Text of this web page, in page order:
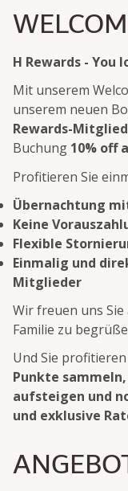
H Rewards - You
Mit unserem
unserem neuen
Rewards-Mitglied
Buchung 10% off
Profitieren Sie
Übernachtung
Keine
Flexible
Einmalig und
Mitglieder
Wir freuen uns
Familie zu
Und Sie
Punkte
aufsteigen und
und exklusive